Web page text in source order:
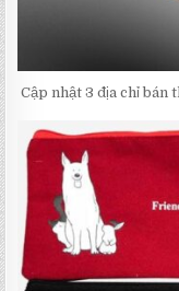
Cập nhật 3 địa chỉ bán